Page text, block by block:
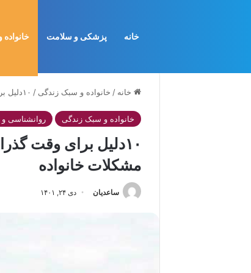
خانه پزشکی و سلامت
خانه / خانواده و سبک زندگی / ۱۰دلیل برای وقت گذرانی با خانواده و اثربخشی آن برحل مشکلات خانواده
خانواده و سبک زندگی روانشناسی
۱۰دلیل برای وقت
مشکلات خانواده
ساعدیان دی ۲۴, ۱۴۰۱